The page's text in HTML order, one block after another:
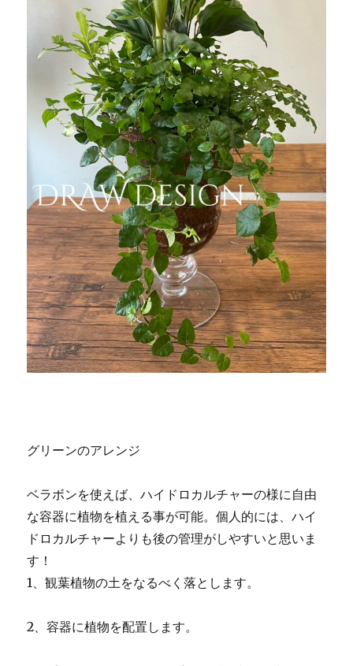
グリーンのアレンジ
ベラボンを使えば、ハイドロカルチャーの様に自由
な容器に植物を植える事が可能。個人的には、ハイ
ドロカルチャーよりも後の管理がしやすいと思いま
す！
1、観葉植物の土をなるべく落とします。
2、容器に植物を配置します。